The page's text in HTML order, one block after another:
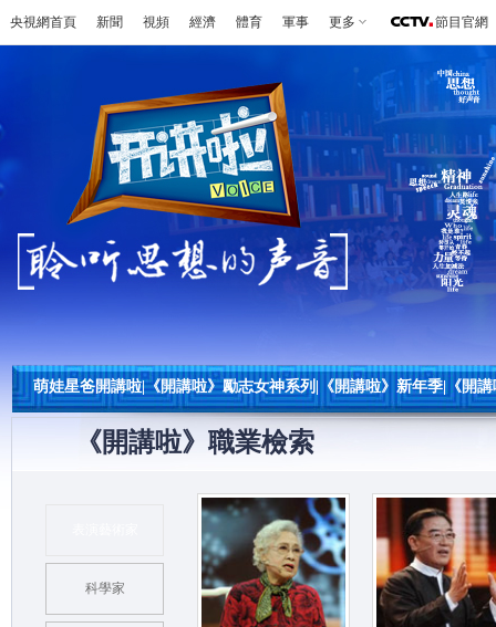
央視網首頁 新聞 視頻 經濟 體育 軍事 更多 節目官網
萌娃星爸開講啦|《開講啦》勵志女神系列 《開講啦》新年季| 《開
《開講啦》職業檢索
科學家